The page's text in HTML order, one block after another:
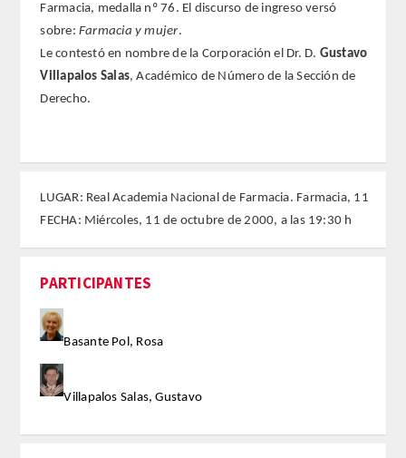
FUNDACIÓN LIBERADE
ACADÉMICOS
HUMANIDADES
DERECHO
CIENCIAS EXPERIMENTALES
FARMACIA
Farmacia, medalla nº 76. El discurso de ingreso versó
sobre: Farmacia y mujer.
Le contestó en nombre de la Corporación el Dr. D. Gustavo
Villapalos Salas, Académico de Número de la Sección de
Derecho.
LUGAR: Real Academia Nacional de Farmacia. Farmacia, 11
FECHA: Miércoles, 11 de octubre de 2000, a las 19:30 h
PARTICIPANTES
Basante Pol, Rosa
Villapalos Salas, Gustavo